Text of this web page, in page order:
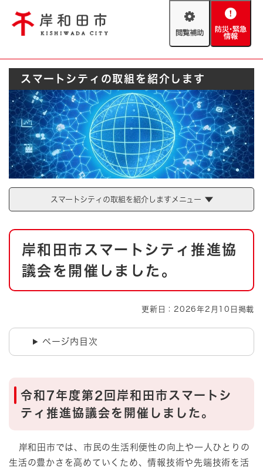
閲
助
防
緊
情
報
Foreign language
やさしい日本語
文字サイズ 標準 拡大
背景色変更 白 黒 青
防災・緊急情報 救急・消防
ハザードマップ AED設置箇所
とじる
スマートシティの取組を紹介します
スマートシティの取組を紹介しますメニュー
本
岸和田市スマートシティ推進協
議会を開催しました。
更新日：2026年2月10日掲載
ページ内目次
令和7年度第2回岸和田市スマートシ
ティ推進協議会を開催しました。
岸和田市では、市民の生活利便性の向上や一人ひとりの
生活の豊かさを高めていくため、情報技術や先端技術を活